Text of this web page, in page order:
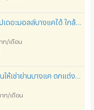
ท/เดือน
าท/เดือน